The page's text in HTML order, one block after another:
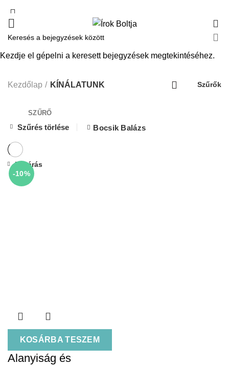
KÍNÁLATUNK
Kezdőlap KÍNÁLATUNK Szűrők
SZŰRŐ
Szűrés törlése Bocsik Balázs
-10%
KOSÁRBA TESZEM
Bezárás
Alanyiság és
Kezdje el gépelni a keresett bejegyzések megtekintéséhez.